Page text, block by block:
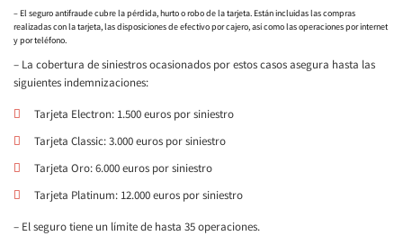
– El seguro antifraude cubre la pérdida, hurto o robo de la tarjeta. Están incluidas las compras
realizadas con la tarjeta, las disposiciones de efectivo por cajero, así como las operaciones por internet
y por teléfono.
– La cobertura de siniestros ocasionados por estos casos asegura hasta las
siguientes indemnizaciones:
Tarjeta Electron: 1.500 euros por siniestro
Tarjeta Classic: 3.000 euros por siniestro
Tarjeta Oro: 6.000 euros por siniestro
Tarjeta Platinum: 12.000 euros por siniestro
– El seguro tiene un límite de hasta 35 operaciones.